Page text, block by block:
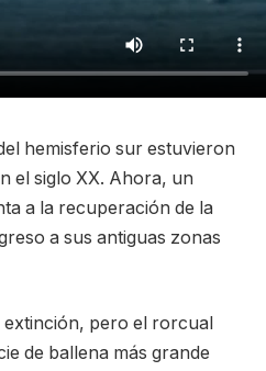
hemisferio sur estuvieron
el siglo XX. Ahora, un
a la recuperación de la
a sus antiguas zonas
extinción, pero el rorcual
de ballena más grande